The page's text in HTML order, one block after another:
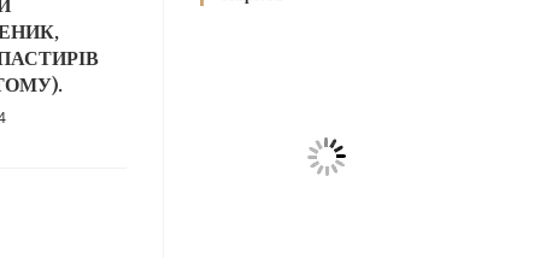
Родин
Справ Молоді та встановленя
складу Катихитичної Комісії